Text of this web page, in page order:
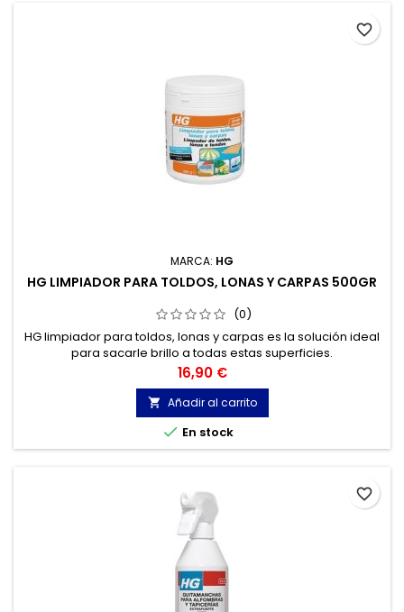
MARCA: HG
HG LIMPIADOR PARA TOLDOS, LONAS Y CARPAS 500GR
(0)
HG limpiador para toldos, lonas y carpas es la solución ideal
para sacarle brillo a todas estas superficies.
Precio
16,90 €
 Añadir al carrito
 En stock
favorite_border
favorite_border